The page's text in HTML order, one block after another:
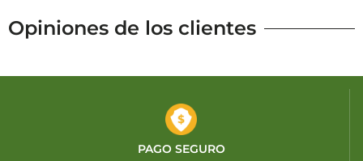
Opiniones de los clientes
PAGO SEGURO